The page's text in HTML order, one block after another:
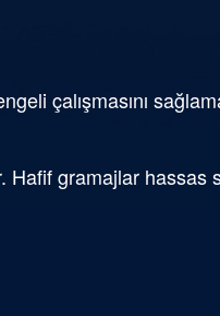
çalışmasını
Hafif gramajlar hassas